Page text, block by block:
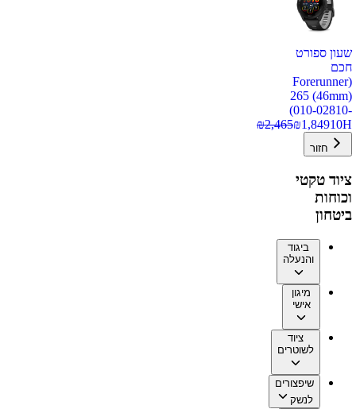
שעון ספורט
חכם
(Forerunner
265 (46mm)
(010-02810-
10H
₪1,849
₪2,465
חזור
ציוד טקטי
וכוחות
ביטחון
ביגוד
והנעלה
מיגון
אישי
ציוד
לשוטרים
שיפצורים
לנשק